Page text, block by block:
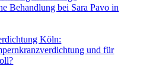
Behandlung bei Sara Pavo in
Köln:
und für